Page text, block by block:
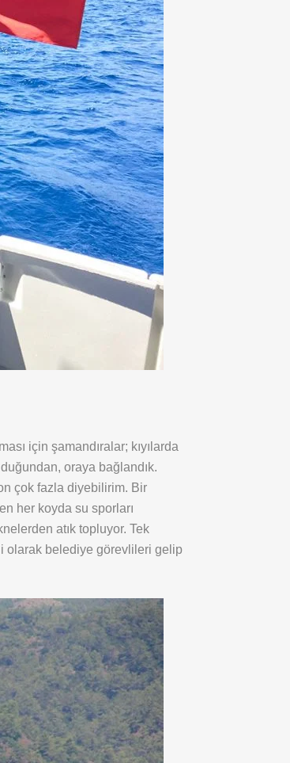
için şamandıralar; kıyılarda
oraya bağlandık.
çok fazla diyebilirim. Bir
her koyda su sporları
atık topluyor. Tek
olarak belediye görevlileri gelip